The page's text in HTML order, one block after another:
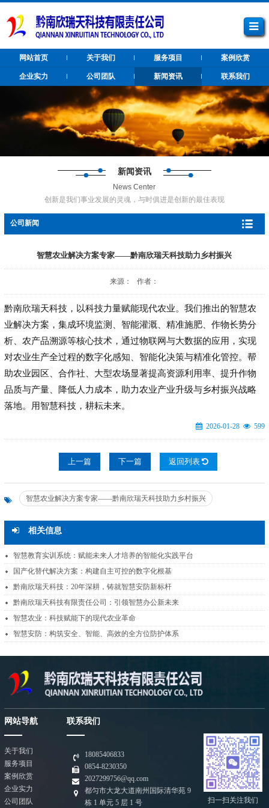
网站首页 关于我们 服务项目 案例欣赏
企业实力 公司团队 新闻资讯 联系我们
新闻资讯
News Center
创新是我们事业发展的灵魂，与时俱进是创新的最佳表现
公司新闻
智慧农业解决方案专家——黔南欣瑞天科技助力乡村振兴
来源： 作者：
黔南欣瑞天科技，以科技力量赋能现代农业。我们推出的智慧农
业解决方案，集成环境监测、智能灌溉、精准施肥、作物长势分
析、农产品溯源等核心技术，通过物联网与大数据的应用，实现
对农业生产全过程的数字化感知、智能化决策与精准化管控。帮
助农业园区、合作社、大型农场显著提高资源利用率、提升作物
品质与产量、降低人力成本，助力农业产业升级与乡村振兴战略
落地。用智慧科技，耕耘未来。
2026-01-28 599
上一篇 下一篇 返回列表
智慧农业解决方案专家——黔南欣瑞天科技助力乡村振兴
相关信息
智慧教育实训系统：赋能未来人才培养的智能化实践平台
国产化替代解决方案：构建自主可控的数字化根基
黔南欣瑞天科技：20年深耕，铸就智慧安防新标杆
黔南欣瑞天科技有限责任公司：引领智慧办公新未来
智慧农业：科技赋能下的现代农业革命
智慧安防：构筑安全、智能、高效的全方位防护体系
网站导航
关于我们
服务项目
案例欣赏
企业实力
公司团队
联系我们
18085406833
0854-8230350
2027299756@qq.com
都匀市大龙大道南州国际清华苑 9
栋 1 单元 5 层 1 号
扫一扫关注我们